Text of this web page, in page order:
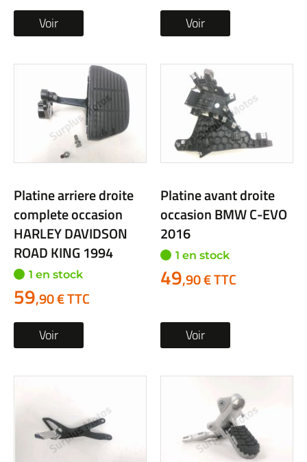
Voir Voir
Platine arriere droite
complete occasion
HARLEY DAVIDSON
ROAD KING 1994
1 en stock
59,90 € TTC
Voir
Platine avant droite
occasion BMW C-EVO
2016
1 en stock
49,90 € TTC
Voir